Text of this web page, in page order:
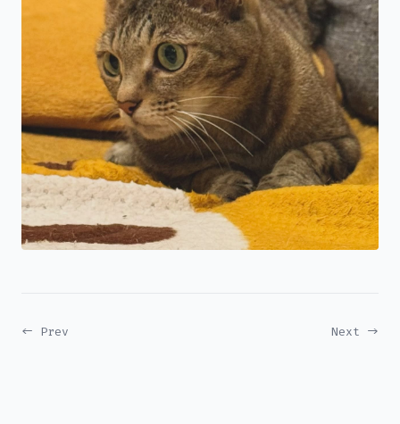
← Prev Next →